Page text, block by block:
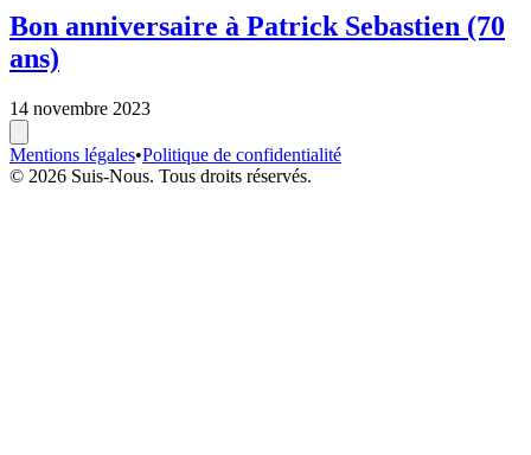
Bon anniversaire à Patrick Sebastien (70
ans)
14 novembre 2023
Mentions légales•Politique de confidentialité
© 2026 Suis-Nous. Tous droits réservés.